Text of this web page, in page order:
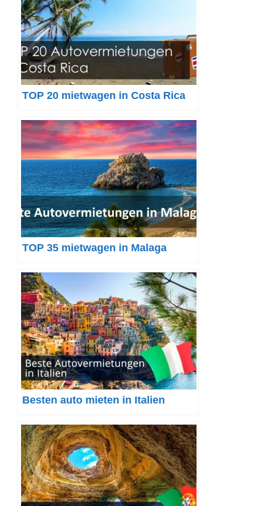
TOP 20 mietwagen in Costa Rica
TOP 35 mietwagen in Malaga
Besten auto mieten in Italien